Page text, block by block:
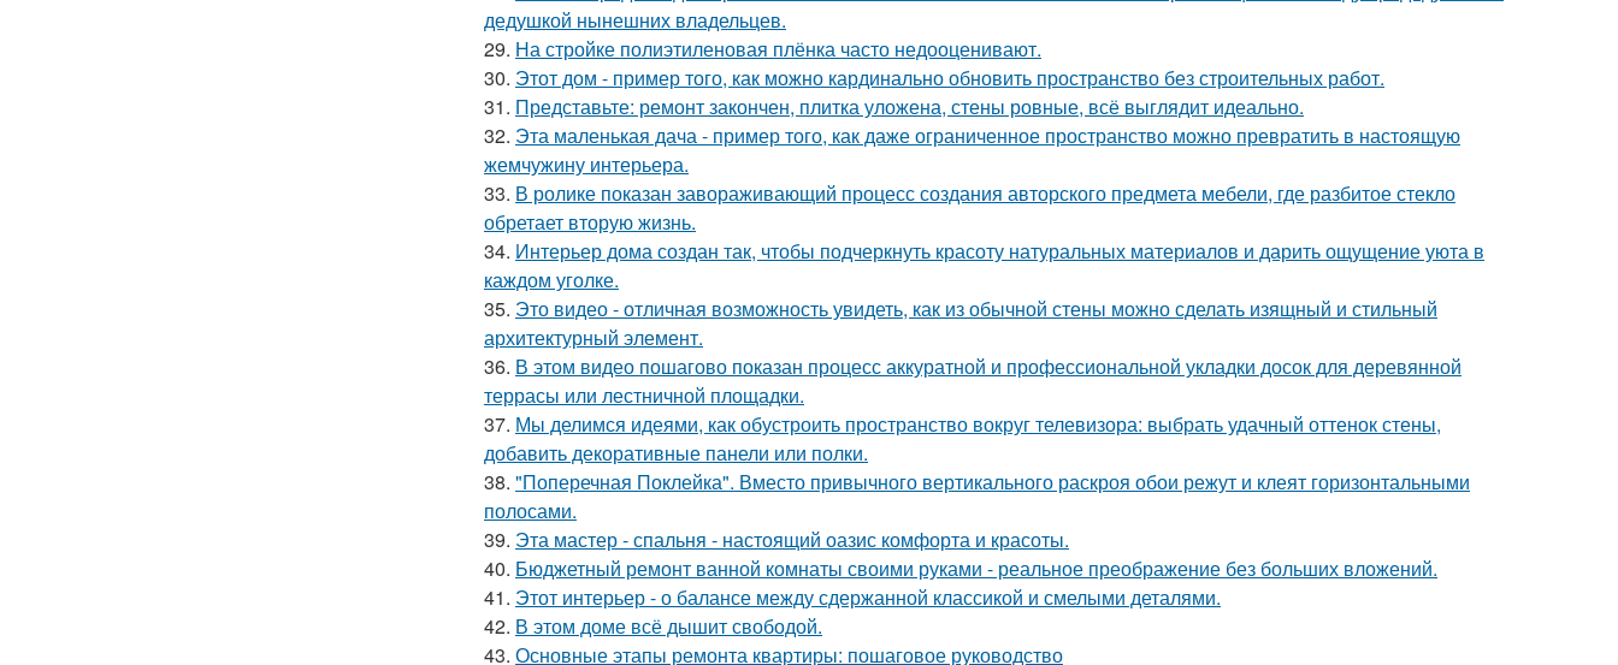
дедушкой нынешних владельцев.
29. На стройке полиэтиленовая плёнка часто недооценивают.
30. Этот дом - пример того, как можно кардинально обновить пространство без строительных работ.
31. Представьте: ремонт закончен, плитка уложена, стены ровные, всё выглядит идеально.
32. Эта маленькая дача - пример того, как даже ограниченное пространство можно превратить в настоящую
жемчужину интерьера.
33. В ролике показан завораживающий процесс создания авторского предмета мебели, где разбитое стекло
обретает вторую жизнь.
34. Интерьер дома создан так, чтобы подчеркнуть красоту натуральных материалов и дарить ощущение уюта в
каждом уголке.
35. Это видео - отличная возможность увидеть, как из обычной стены можно сделать изящный и стильный
архитектурный элемент.
36. В этом видео пошагово показан процесс аккуратной и профессиональной укладки досок для деревянной
террасы или лестничной площадки.
37. Мы делимся идеями, как обустроить пространство вокруг телевизора: выбрать удачный оттенок стены,
добавить декоративные панели или полки.
38. "Поперечная Поклейка". Вместо привычного вертикального раскроя обои режут и клеят горизонтальными
полосами.
39. Эта мастер - спальня - настоящий оазис комфорта и красоты.
40. Бюджетный ремонт ванной комнаты своими руками - реальное преображение без больших вложений.
41. Этот интерьер - о балансе между сдержанной классикой и смелыми деталями.
42. В этом доме всё дышит свободой.
43. Основные этапы ремонта квартиры: пошаговое руководство